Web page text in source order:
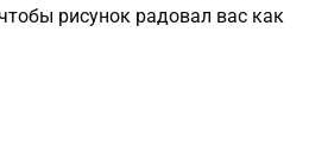
рисунок радовал вас как